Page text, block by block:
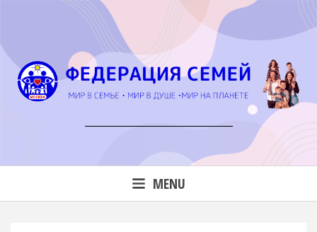
content
MENU